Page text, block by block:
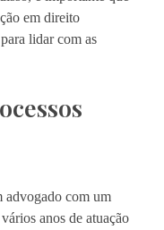
em direito
lidar com as
advogado com um
anos de atuação